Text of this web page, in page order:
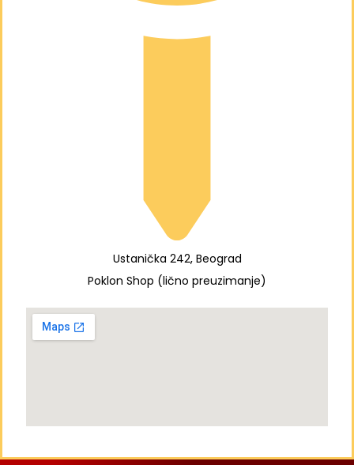
Ustanička 242, Beograd
Poklon Shop (lično preuzimanje)